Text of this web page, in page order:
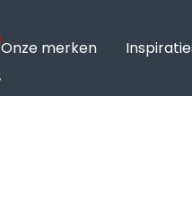
Onze merken